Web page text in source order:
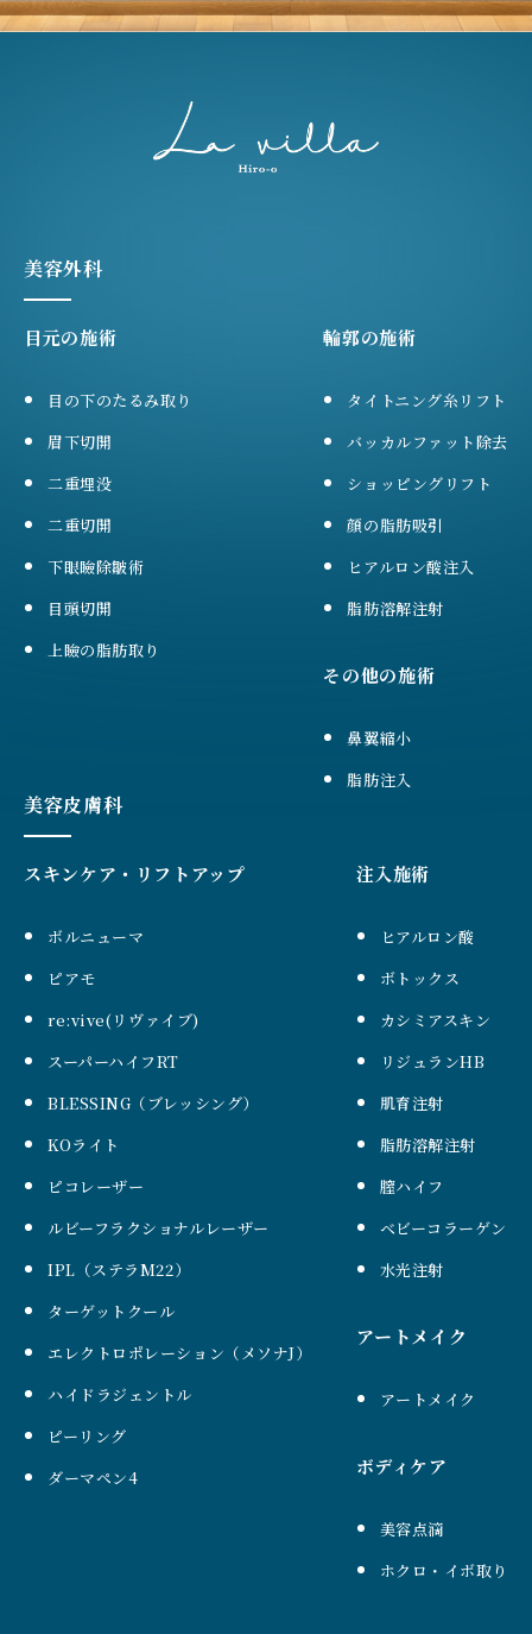
美容外科
目元の施術
目の下のたるみ取り
眉下切開
二重埋没
二重切開
下眼瞼除皺術
目頭切開
上瞼の脂肪取り
輪郭の施術
タイトニング糸リフト
バッカルファット除去
ショッピングリフト
顔の脂肪吸引
ヒアルロン酸注入
脂肪溶解注射
その他の施術
鼻翼縮小
脂肪注入
美容皮膚科
スキンケア・リフトアップ
ボルニューマ
ピアモ
re:vive(リヴァイブ)
スーパーハイフRT
BLESSING（ブレッシング）
KOライト
ピコレーザー
ルビーフラクショナルレーザー
IPL（ステラM22）
ターゲットクール
エレクトロポレーション（メソナJ）
ハイドラジェントル
ピーリング
ダーマペン4
注入施術
ヒアルロン酸
ボトックス
カシミアスキン
リジュランHB
肌育注射
脂肪溶解注射
膣ハイフ
ベビーコラーゲン
水光注射
アートメイク
アートメイク
ボディケア
美容点滴
ホクロ・イボ取り